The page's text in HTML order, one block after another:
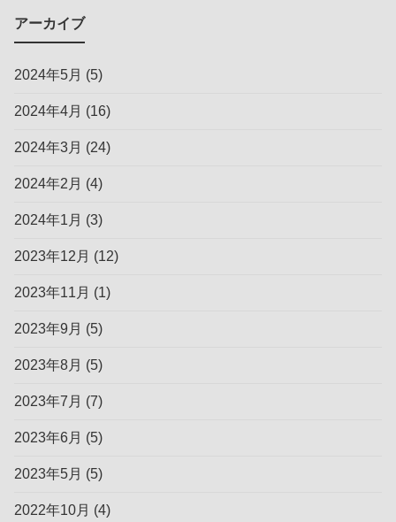
アーカイブ
2024年5月 (5)
2024年4月 (16)
2024年3月 (24)
2024年2月 (4)
2024年1月 (3)
2023年12月 (12)
2023年11月 (1)
2023年9月 (5)
2023年8月 (5)
2023年7月 (7)
2023年6月 (5)
2023年5月 (5)
2022年10月 (4)